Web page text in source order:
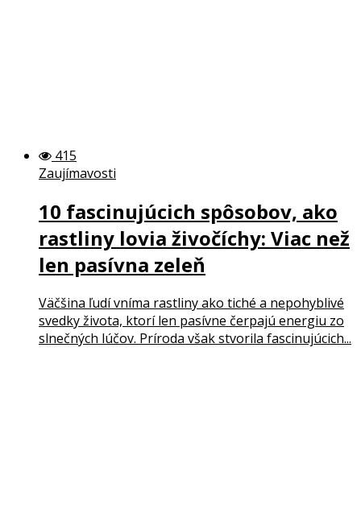
415
Zaujímavosti
10 fascinujúcich spôsobov, ako
rastliny lovia živočíchy: Viac než
len pasívna zeleň
Väčšina ľudí vníma rastliny ako tiché a nepohyblivé
svedky života, ktorí len pasívne čerpajú energiu zo
slnečných lúčov. Príroda však stvorila fascinujúcich...